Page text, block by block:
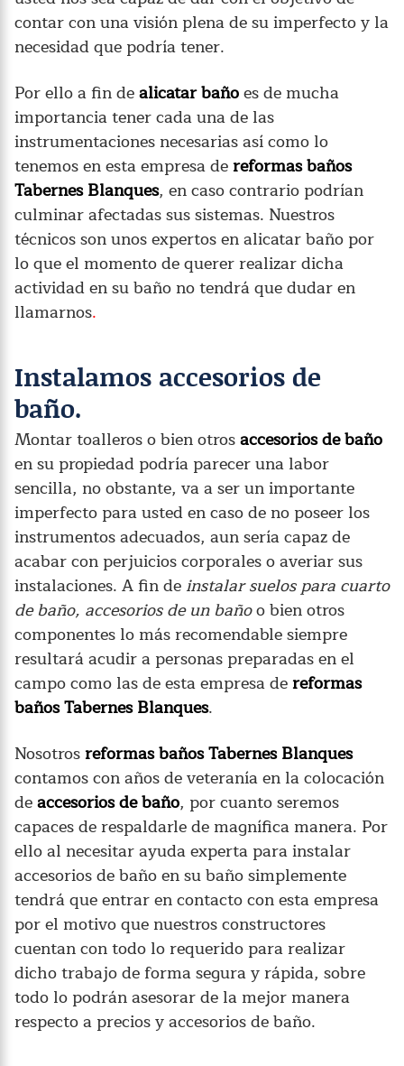
contar con una visión plena de su imperfecto y la
necesidad que podría tener.
Por ello a fin dealicatar bañoes de mucha
importancia tener cada una de las
instrumentaciones necesarias así como lo
tenemos en esta empresa dereformas baños
Tabernes Blanques, en caso contrario podrían
culminar afectadas sus sistemas. Nuestros
técnicos son unos expertos en alicatar baño por
lo que el momento de querer realizar dicha
actividad en su baño no tendrá que dudar en
llamarnos.
Instalamos accesorios de
baño.
Montar toalleros o bien otrosaccesorios de baño
en su propiedad podría parecer una labor
sencilla, no obstante, va a ser un importante
imperfecto para usted en caso de no poseer los
instrumentos adecuados, aun sería capaz de
acabar con perjuicios corporales o averiar sus
instalaciones. A fin de instalar suelos para cuarto
de baño, accesorios de un bañoo bien otros
componentes lo más recomendable siempre
resultará acudir a personas preparadas en el
campo como las de esta empresa dereformas
baños Tabernes Blanques.
Nosotrosreformas baños Tabernes Blanques
contamos con años de veteranía en la colocación
deaccesorios de baño, por cuanto seremos
capaces de respaldarle de magnífica manera. Por
ello al necesitar ayuda experta para instalar
accesorios de baño en su baño simplemente
tendrá que entrar en contacto con esta empresa
por el motivo que nuestros constructores
cuentan con todo lo requerido para realizar
dicho trabajo de forma segura y rápida, sobre
todo lo podrán asesorar de la mejor manera
respecto a precios y accesorios de baño.